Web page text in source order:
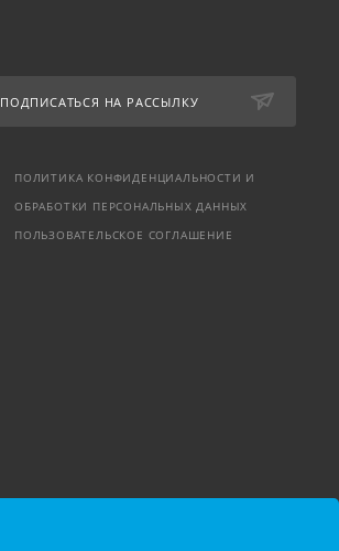
ПОДПИСАТЬСЯ НА РАССЫЛКУ
ПОЛИТИКА КОНФИДЕНЦИАЛЬНОСТИ И
ОБРАБОТКИ ПЕРСОНАЛЬНЫХ ДАННЫХ
ПОЛЬЗОВАТЕЛЬСКОЕ СОГЛАШЕНИЕ